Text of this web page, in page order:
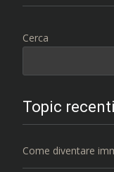
Cerca
Topic recenti
Come diventare